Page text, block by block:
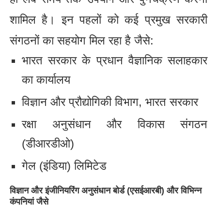
शामिल है। इन पहलों को कई प्रमुख सरकारी
संगठनों का सहयोग मिल रहा है जैसे:
भारत सरकार के प्रधान वैज्ञानिक सलाहकार
का कार्यालय
विज्ञान और प्रौद्योगिकी विभाग, भारत सरकार
रक्षा अनुसंधान और विकास संगठन
(डीआरडीओ)
गेल (इंडिया) लिमिटेड
विज्ञान और इंजीनियरिंग अनुसंधान बोर्ड (एसईआरबी) और विभिन्न
कंपनियां जैसे